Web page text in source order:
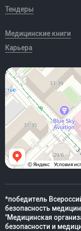
Тендеры
Медицинские книги
Карьера
*победитель
безопасность
"Медицинская
безопасности и